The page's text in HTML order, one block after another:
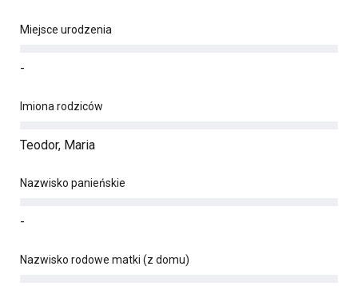
Miejsce urodzenia
-
Imiona rodziców
Teodor, Maria
Nazwisko panieńskie
-
Nazwisko rodowe matki (z domu)